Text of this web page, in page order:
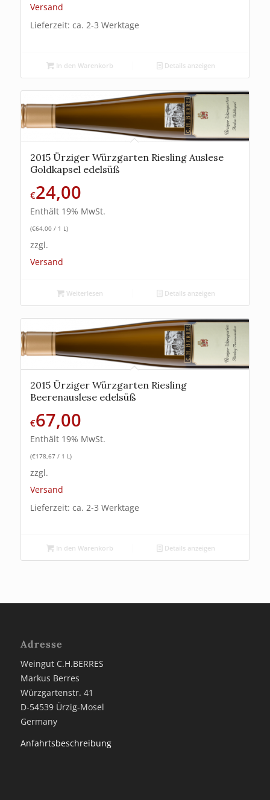
Versand
Lieferzeit: ca. 2-3 Werktage
In den Warenkorb Details anzeigen
2015 Ürziger Würzgarten Riesling Auslese
Goldkapsel edelsüß
€24,00
Enthält 19% MwSt.
(€64,00/ 1 L)
zzgl.
Versand
Weiterlesen Details anzeigen
2015 Ürziger Würzgarten Riesling
Beerenauslese edelsüß
€67,00
Enthält 19% MwSt.
(€178,67/ 1 L)
zzgl.
Versand
Lieferzeit: ca. 2-3 Werktage
In den Warenkorb Details anzeigen
Adresse
Weingut C.H.BERRES
Markus Berres
Würzgartenstr. 41
D-54539 Ürzig-Mosel
Germany
Anfahrtsbeschreibung